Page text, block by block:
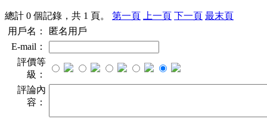
總計 0 個記錄，共 1 頁。 第一頁 上一頁 下一頁 最末頁
用戶名：
匿名用戶
E-mail：
評價等
級：
評論內
容：